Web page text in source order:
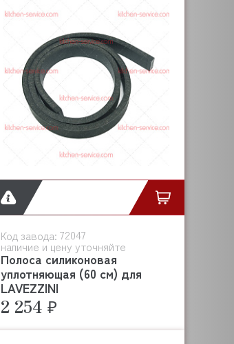
Код завода:72047
наличие и цену уточняйте
Полоса силиконовая
уплотняющая (60 см) для
LAVEZZINI
2 254 ₽